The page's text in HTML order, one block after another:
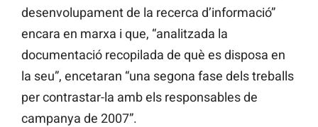
desenvolupament de la recerca d’informació”
encara en marxa i que, “analitzada la
documentació recopilada de què es disposa en
la seu”, encetaran “una segona fase dels treballs
per contrastar-la amb els responsables de
campanya de 2007”.